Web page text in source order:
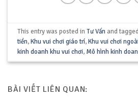
This entry was posted inTư Vấnand
tiền,Khu vui chơi giáo trí,Khu vui chơi
kinh doanh khu vui chơi, Mô hình kinh
BÀI VIẾT LIÊN QUAN: